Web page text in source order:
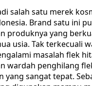
salah satu merek
Brand satu ini
produknya yang
usia. Tak terkecuali
masalah flek
wardah penghilang
yang sangat tepat.